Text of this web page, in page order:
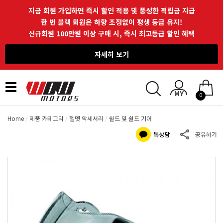
지금 회원 가입하면 즉시 할인 적용 및 풍성한 적립금 지급
한 번 블랙 회원은 하향 조정없이 평생 등급 유지!
신규회원 100만원 이상 구매 시, 즉시 최고등급 할인 혜택
자세히 보기
Toggle
navigation
0
Home 제품 카테고리 헬멧 악세서리 쉴드 및 쉴드 기어